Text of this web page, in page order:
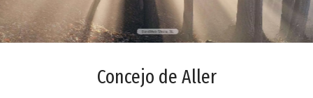
Concejo de Aller